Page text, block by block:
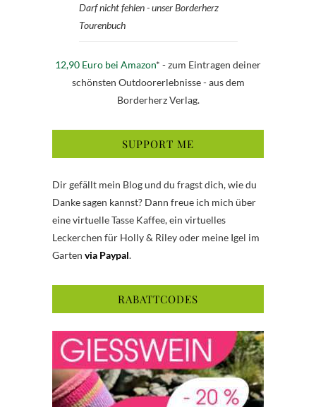
Darf nicht fehlen - unser Borderherz
Tourenbuch
12,90 Euro bei Amazon* - zum Eintragen deiner
schönsten Outdoorerlebnisse - aus dem
Borderherz Verlag.
SUPPORT ME
Dir gefällt mein Blog und du fragst dich, wie du
Danke sagen kannst? Dann freue ich mich über
eine virtuelle Tasse Kaffee, ein virtuelles
Leckerchen für Holly & Riley oder meine Igel im
Garten via Paypal.
RABATTCODES